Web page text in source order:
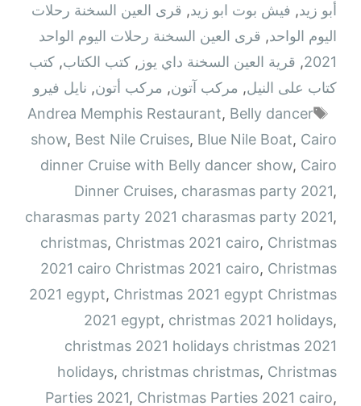
أبو زيد, فيش بوت ابو زيد, قرى العين السخنة رحلات
اليوم الواحد, قرى العين السخنة رحلات اليوم الواحد
2021
, قرية العين السخنة داي يوز , كتب الكتاب, كتب
كتاب على النيل, مركب آتون, مركب أتون, نايل فيرو
الوسوم
Andrea Memphis Restaurant, Belly dancer
show, Best Nile Cruises, Blue Nile Boat, Cairo
dinner Cruise with Belly dancer show, Cairo
Dinner Cruises, charasmas party 2021,
charasmas party 2021 charasmas party 2021,
christmas, Christmas 2021 cairo, Christmas
2021 cairo Christmas 2021 cairo, Christmas
2021 egypt, Christmas 2021 egypt Christmas
2021 egypt, christmas 2021 holidays,
christmas 2021 holidays christmas 2021
holidays, christmas christmas, Christmas
Parties 2021, Christmas Parties 2021 cairo,